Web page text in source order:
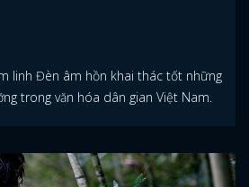
linh Đèn âm hồn khai thác tốt những
trong văn hóa dân gian Việt Nam.